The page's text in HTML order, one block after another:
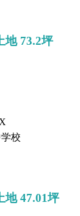
地 73.2坪
校
地 47.01坪